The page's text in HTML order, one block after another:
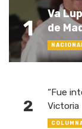
1
Va
de
2
“Fue
Victoria